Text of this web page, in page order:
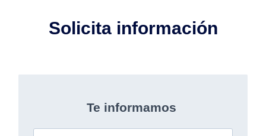
Solicita información